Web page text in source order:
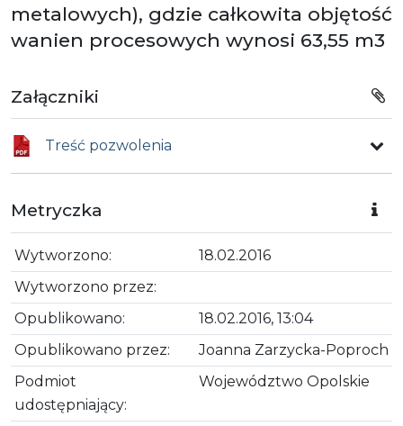
metalowych), gdzie całkowita objętość
wanien procesowych wynosi 63,55 m3
Załączniki
Treść pozwolenia
Metryczka
Wytworzono:
18.02.2016
Wytworzono przez:
Opublikowano:
18.02.2016, 13:04
Opublikowano przez:
Joanna Zarzycka-Poproch
Podmiot
udostępniający:
Województwo Opolskie